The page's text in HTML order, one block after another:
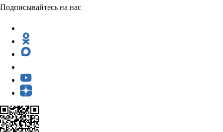
Подписывайтесь на нас